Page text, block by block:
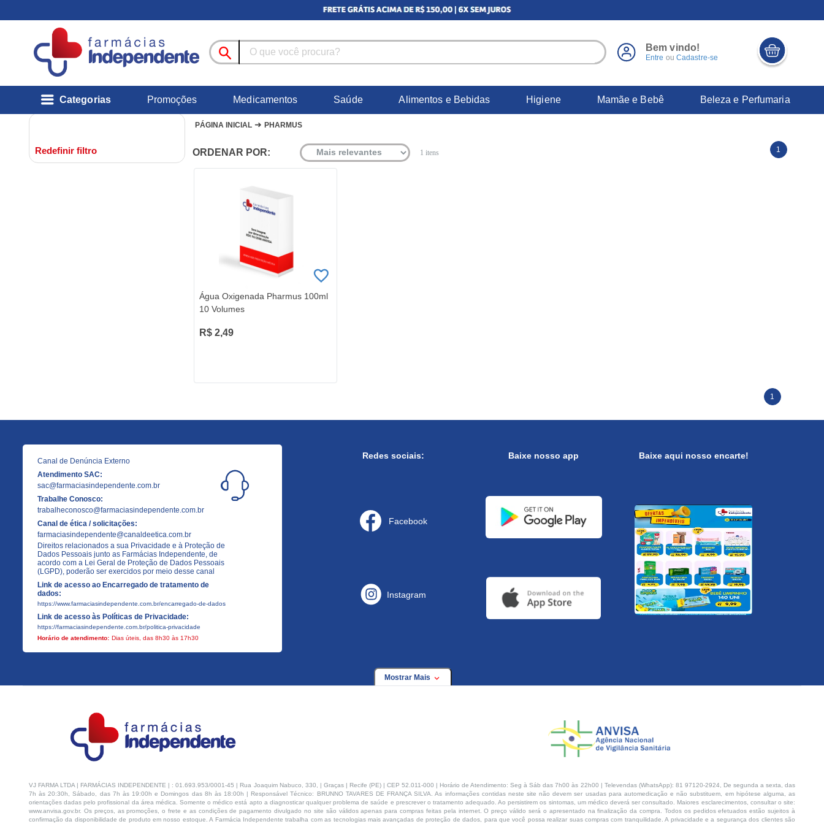
Bem vindo!
Entre ou Cadastre-se
Categorias Promoções Medicamentos Saúde Alimentos e Bebidas Higiene Mamãe e Bebê Beleza e Perfumaria
Redefinir filtro
PÁGINA INICIAL ➜ PHARMUS
ORDENAR POR: 1 itens 1
Água Oxigenada Pharmus 100ml
10 Volumes
R$ 2,49
1
Canal de Denúncia Externo
Atendimento SAC:
sac@farmaciasindependente.com.br
Trabalhe Conosco:
trabalheconosco@farmaciasindependente.com.br
Canal de ética / solicitações:
farmaciasindependente@canaldeetica.com.br
Direitos relacionados a sua Privacidade e à Proteção de
Dados Pessoais junto as Farmácias Independente, de
acordo com a Lei Geral de Proteção de Dados Pessoais
(LGPD), poderão ser exercidos por meio desse canal
Link de acesso ao Encarregado de tratamento de
dados:
https://www.farmaciasindependente.com.br/encarregado-de-dados
Link de acesso às Políticas de Privacidade:
https://farmaciasindependente.com.br/politica-privacidade
Horário de atendimento: Dias úteis, das 8h30 às 17h30
Redes sociais:
Facebook
Instagram
Baixe nosso app Baixe aqui nosso encarte!
Mostrar Mais
VJ FARMA LTDA | FARMÁCIAS INDEPENDENTE | : 01.693.953/0001-45 | Rua Joaquim Nabuco, 330, | Graças | Recife (PE) | CEP 52.011-000 | Horário de Atendimento: Seg à Sáb das 7h00 às 22h00 | Televendas (WhatsApp): 81 97120-2924, De segunda a sexta, das
7h às 20:30h, Sábado, das 7h às 19:00h e Domingos das 8h às 18:00h | Responsável Técnico: BRUNNO TAVARES DE FRANÇA SILVA. As informações contidas neste site não devem ser usadas para automedicação e não substituem, em hipótese alguma, as
orientações dadas pelo profissional da área médica. Somente o médico está apto a diagnosticar qualquer problema de saúde e prescrever o tratamento adequado. Ao persistirem os sintomas, um médico deverá ser consultado. Maiores esclarecimentos, consultar o site:
www.anvisa.gov.br. Os preços, as promoções, o frete e as condições de pagamento divulgado no site são válidos apenas para compras feitas pela internet. O preço válido será o apresentado na finalização da compra. Todos os pedidos efetuados estão sujeitos à
confirmação da disponibilidade de produto em nosso estoque. A Farmácia Independente trabalha com as tecnologias mais avançadas de proteção de dados, para que você possa realizar suas compras com tranquilidade. A privacidade e a segurança dos clientes são